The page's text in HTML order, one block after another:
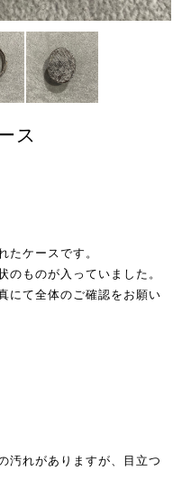
ス
たケースです。
のものが入っていました。
にて全体のご確認をお願い
汚れがありますが、目立つ